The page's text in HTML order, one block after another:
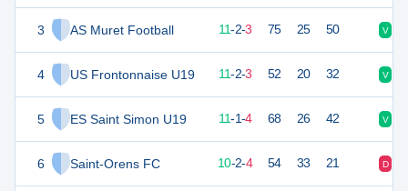
3 AS Muret Football
4 US Frontonnaise U19
5 ES Saint Simon U19
6 Saint-Orens FC
35 11-2-3 75 25 50 V
35 16 11-2-3 52 20 32 V
34 11-1-4 68 26 42 V
32 10-2-4 54 33 21 D